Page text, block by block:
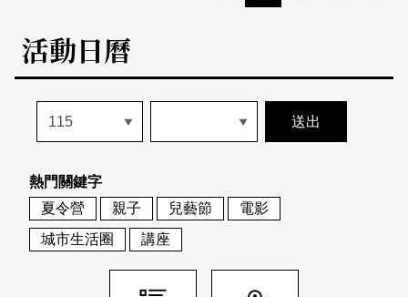
本期專題
歷史專題
活動特區
活動列表
地圖搜尋
關於我們
關於我們
刊物索取地點
會員基本資料
刊登活動
網站導覽 English
日本語 登入/註冊
活動日曆
熱門關鍵字
夏令營
親子 兒藝節
電影
城市生活圈
講座